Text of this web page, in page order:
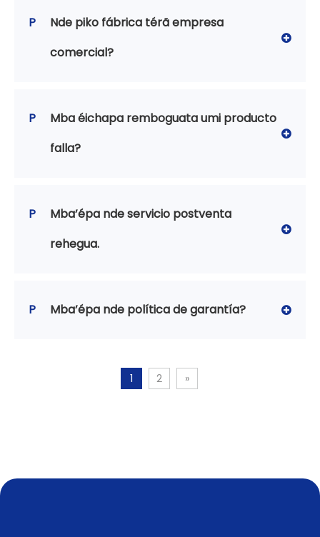
P
Nde piko fábrica térã empresa
comercial?
P
Mba éichapa remboguata umi producto
falla?
P
Mba’épa nde servicio postventa
rehegua.
P Mba’épa nde política de garantía?
1 2 »